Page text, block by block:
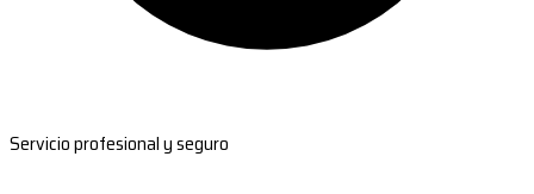
Servicio profesional y seguro